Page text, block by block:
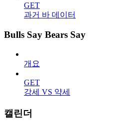
GET
과거 바 데이터
Bulls Say Bears Say
개요
GET
강세 VS 약세
캘린더